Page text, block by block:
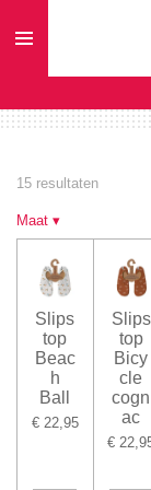
direct
hoofdinhoud
15 resultaten
Maat ▾
Slips
top
Beac
h
Ball
€ 22,95
Slips
top
Bicy
cle
cogn
ac
€